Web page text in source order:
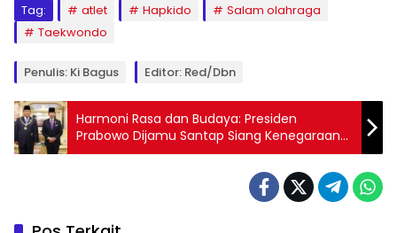
Tag: atlet Hapkido
Salam olahraga
Taekwondo
Penulis: Ki Bagus Editor: Red/dbn
Harmoni Rasa dan Budaya: Presiden
Prabowo Dijamu Santap Siang Kenegaraan
oleh Sultan Brunei di Istana Nurul Iman